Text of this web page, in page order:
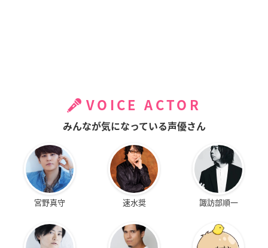
VOICE ACTOR
みんなが気になっている声優さん
宮野真守 速水奨 諏訪部順一